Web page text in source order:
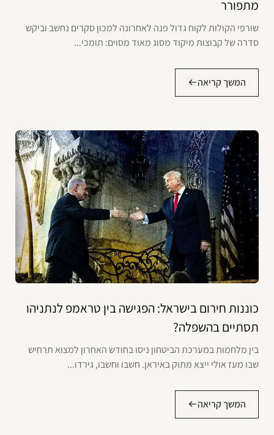
מתפורר
שורפי הקולות לקוח גדול פנה לאחרונה למכון סקרים נחשב וביקש
סדרה של קבוצות מיקוד מסוג מאוד מסוים: תומכי...
המשך קריאה
כוננות חירום בישראל: הפגישה בין טראמפ לנתניהו
תסתיים בהשפלה?
בין מלחמות במערכת הביטחון ניסו בחודש האחרון למצוא תרחיש
שבו מעז אולי ייצא מתוק באיראן. חשבו וחשבו, גירדו...
המשך קריאה